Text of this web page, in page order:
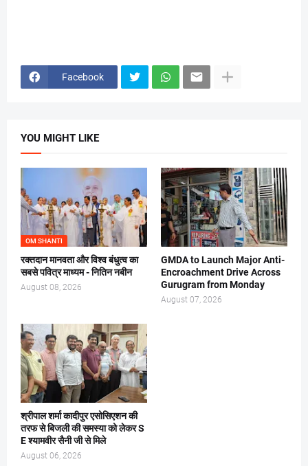
Facebook
YOU MIGHT LIKE
OM SHANTI
रक्तदान मानवता और विश्व बंधुत्व का
सबसे पवित्र माध्यम - नितिन नबीन
August 08, 2026
GMDA to Launch Major Anti-
Encroachment Drive Across
Gurugram from Monday
August 07, 2026
श्रीपाल शर्मा कादीपुर एसोसिएशन की
तरफ से बिजली की समस्या को लेकर S
E श्यामवीर सैनी जी से मिले
August 06, 2026